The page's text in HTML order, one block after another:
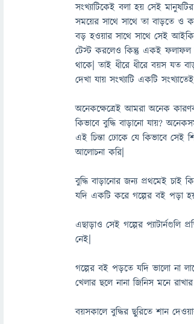
সংখ্যাটিকেই বলা হয় সেই
সময়ের সাথে সাথে তা বাড়তে ও
বড় হওয়ার সাথে সাথে সেই
টেস্ট করলেও কিন্তু একই ফলাফল
থাকে| তাই ধীরে ধীরে বয়স যত
দেখা যায় সংখ্যাটি একটি
অনেকক্ষেত্রেই আমরা অনেক
কিভাবে বুদ্ধি বাড়ানো যায়?
এই চিন্তা ঢোকে যে কিভাবে সেই
আলোচনা করি|
বুদ্ধি বাড়ানোর জন্য প্রথমেই চাই
যদি একটি করে গল্পের বই পড়া হয়
এছাড়াও সেই গল্পের
নেই|
গল্পের বই পড়তে যদি ভালো না
খেলার ছলে নানা জিনিস মনে
বয়সকালে বুদ্ধির ছুরিতে শান